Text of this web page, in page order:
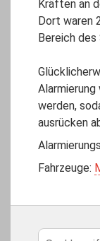
Kräften an
Dort waren
Bereich
werden,
ausrücken
Fahrzeuge: